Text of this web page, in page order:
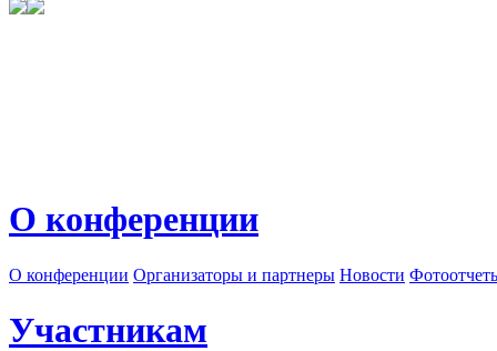
О конференции
О конференции Организаторы и партнеры Новости
Участникам